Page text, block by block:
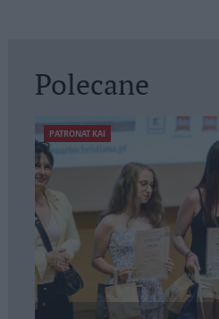
Polecane
PATRONAT KAI